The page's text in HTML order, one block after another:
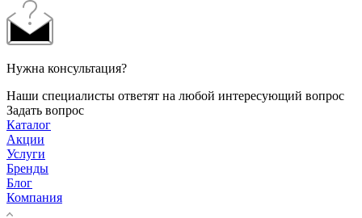
Нужна консультация?
Наши специалисты ответят на любой интересующий вопрос
Задать вопрос
Каталог
Акции
Услуги
Бренды
Блог
Компания